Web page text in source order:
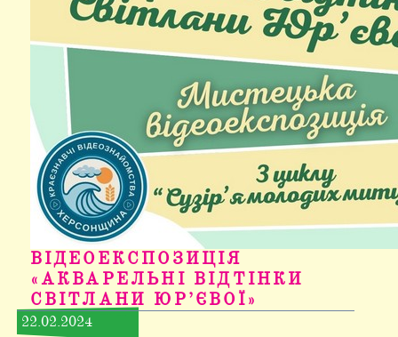
ВІДЕОЕКСПОЗИЦІЯ
«АКВАРЕЛЬНІ ВІДТІНКИ
СВІТЛАНИ ЮР’ЄВОЇ»
22.02.2024